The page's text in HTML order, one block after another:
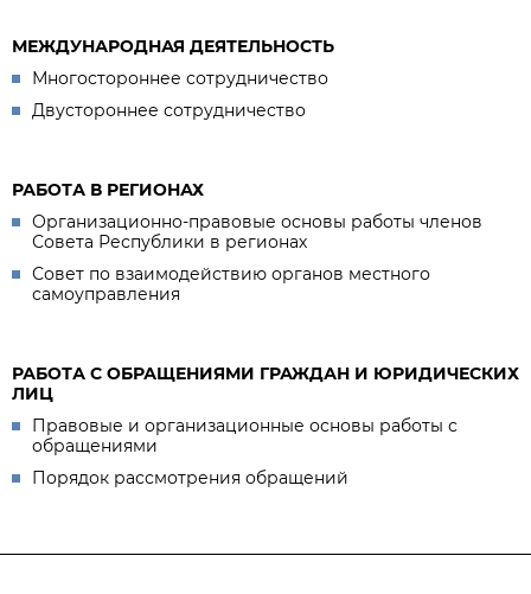
МЕЖДУНАРОДНАЯ ДЕЯТЕЛЬНОСТЬ
Многостороннее сотрудничество
Двустороннее сотрудничество
РАБОТА В РЕГИОНАХ
Организационно-правовые основы работы членов
Совета Республики в регионах
Совет по взаимодействию органов местного
самоуправления
РАБОТА С ОБРАЩЕНИЯМИ ГРАЖДАН И ЮРИДИЧЕСКИХ
ЛИЦ
Правовые и организационные основы работы с
обращениями
Порядок рассмотрения обращений